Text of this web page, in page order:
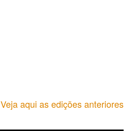
Veja aqui as edições anteriores